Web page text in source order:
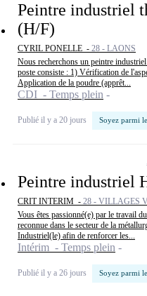
Peintre industriel
(H/F)
CYRIL PONELLE - 28 - LAONS
Nous recherchons un peintre
poste consiste : 1) Vérification de
Application de la poudre (apprêt...
CDI - Temps plein
Publié il y a 20 jours Soyez parmi
Peintre industriel
CRIT INTERIM - 28 - VILLAGES
Vous êtes passionné(e) par le travail
reconnue dans le secteur de la
Industriel(le) afin de renforcer les...
Intérim - Temps plein
Publié il y a 26 jours Soyez parmi